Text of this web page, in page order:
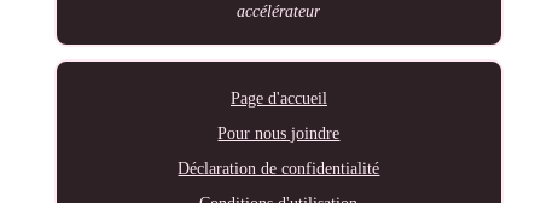
accélérateur
Page d'accueil
Pour nous joindre
Déclaration de confidentialité